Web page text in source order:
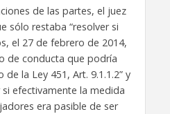
de las partes, el juez
sólo restaba “resolver si
el 27 de febrero de 2014,
de conducta que podría
la Ley 451, Art. 9.1.1.2” y
efectivamente la medida
era pasible de ser